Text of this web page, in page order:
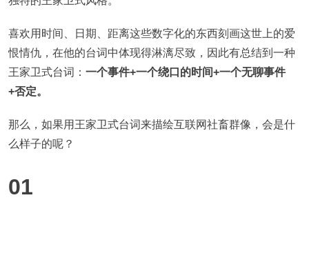
喜欢用时间、日期、距离这些数字化的东西刻画这世上的爱
恨情仇，在他的台词中体现得淋漓尽致，因此有总结到一种
王家卫式台词： 一个事件+一个绕口的时间+一个无聊事件
+否定。
那么，如果用王家卫式台词来描绘互联网社畜群像，会是什
么样子的呢？
01